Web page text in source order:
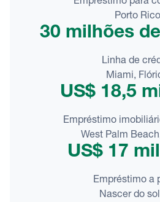
Porto Rico
30 milhões
Linha de
Miami,
US$ 18,5
Empréstimo
West Palm
US$ 17
Empréstimo a
Nascer do